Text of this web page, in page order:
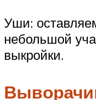
Уши:
небольшой
выкройки.